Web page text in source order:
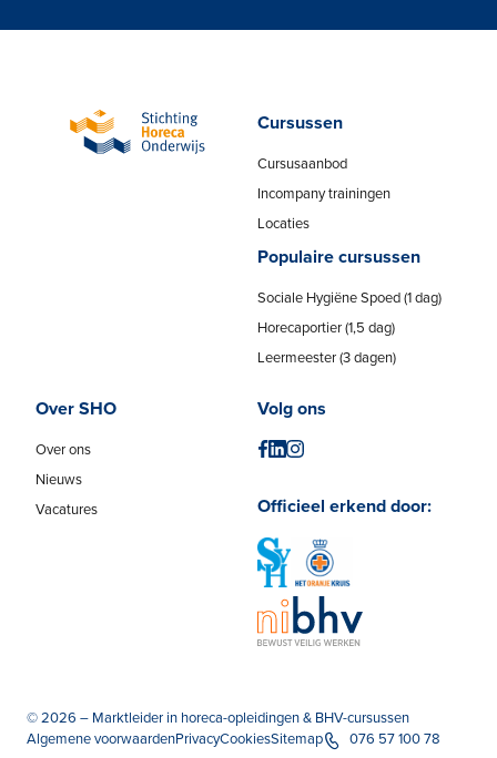
Cursussen
Cursusaanbod
Incompany trainingen
Locaties
Populaire cursussen
Sociale Hygiëne Spoed (1 dag)
Horecaportier (1,5 dag)
Leermeester (3 dagen)
Over SHO
Over ons
Nieuws
Vacatures
Volg ons
Officieel erkend door:
© 2026 – Marktleider in horeca-opleidingen & BHV-cursussen
Algemene voorwaardenPrivacyCookiesSitemap 076 57 100 78